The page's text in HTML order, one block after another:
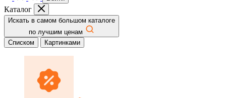
Каталог
Искать в самом большом каталоге
по лучшим ценам
Списком
Картинками